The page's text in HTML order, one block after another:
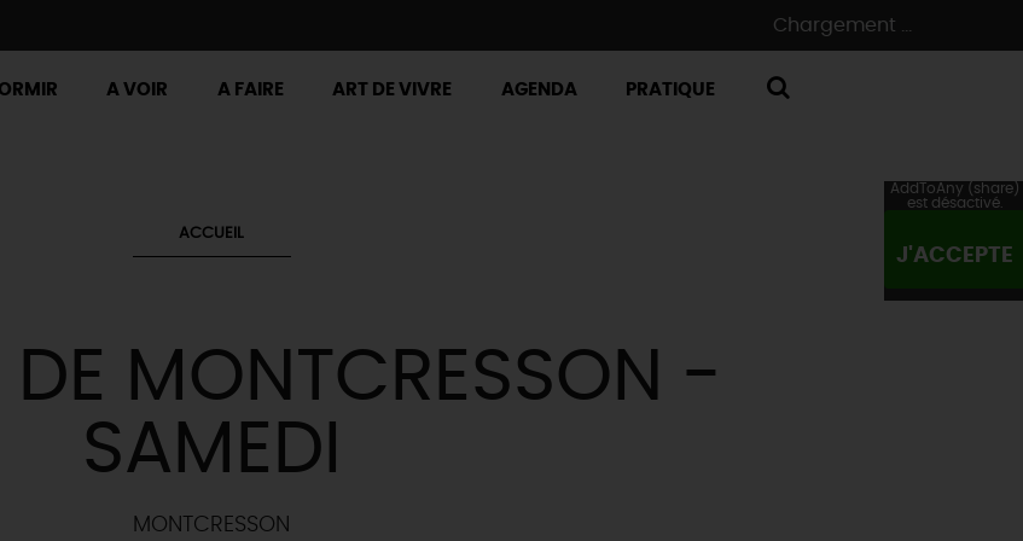
Chargement ...
A VOIR A FAIRE ART DE VIVRE AGENDA PRATIQUE
ACCUEIL
DE MONTCRESSON -
SAMEDI
MONTCRESSON
AddToAny (share)
est désactivé.
J'ACCEPTE